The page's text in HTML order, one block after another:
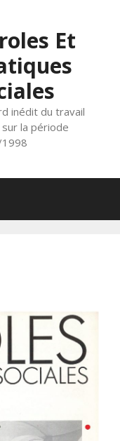
Et
inédit du travail
sur la période